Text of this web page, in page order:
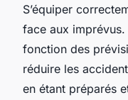
S’équiper
face aux
fonction des
réduire les
en étant préparés